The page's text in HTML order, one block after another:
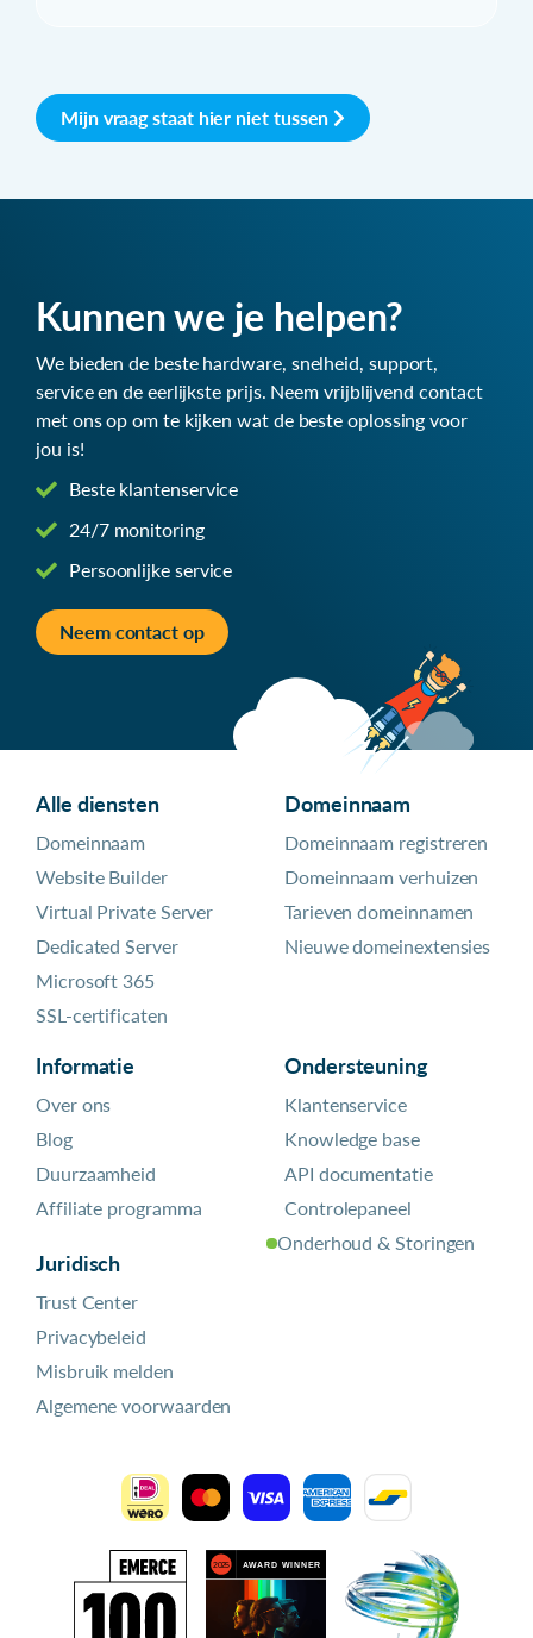
Mijn vraag staat hier niet tussen
Kunnen we je helpen?
We bieden de beste hardware, snelheid, support,
service en de eerlijkste prijs. Neem vrijblijvend contact
met ons op om te kijken wat de beste oplossing voor
jou is!
Beste klantenservice
24/7 monitoring
Persoonlijke service
Neem contact op
Alle diensten
Domeinnaam
Website Builder
Virtual Private Server
Dedicated Server
Microsoft 365
SSL-certificaten
Domeinnaam
Domeinnaam registreren
Domeinnaam verhuizen
Tarieven domeinnamen
Nieuwe domeinextensies
Informatie
Over ons
Blog
Duurzaamheid
Affiliate programma
Juridisch
Trust Center
Privacybeleid
Misbruik melden
Algemene voorwaarden
Ondersteuning
Klantenservice
Knowledge base
API documentatie
Controlepaneel
Onderhoud & Storingen